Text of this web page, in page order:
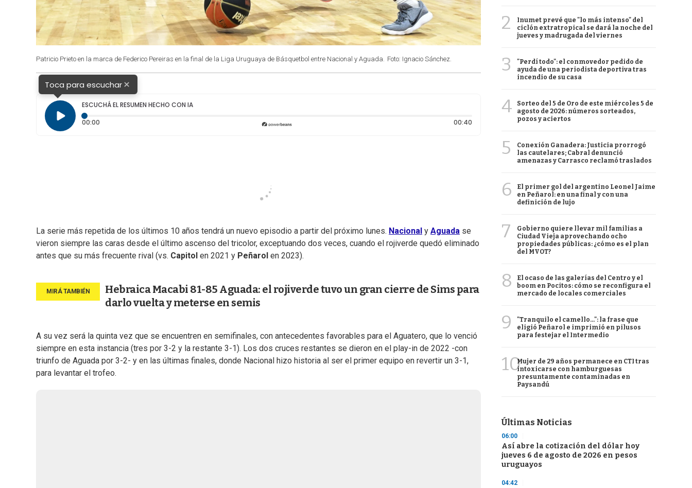
Patricio Prieto en la marca de Federico Pereiras en la final de la Liga Uruguaya de Básquetbol entre Nacional y Aguada. Foto: Ignacio Sánchez.
Toca para escuchar×
ESCUCHÁ EL RESUMEN HECHO CON IA
00:00
00:40Duración: 40 segundos
La serie más repetida de los últimos 10 años tendrá un nuevo episodio a partir del próximo lunes. Nacional y Aguada se
vieron siempre las caras desde el último ascenso del tricolor, exceptuando dos veces, cuando el rojiverde quedó eliminado
antes que su más frecuente rival (vs. Capitol en 2021 y Peñarol en 2023).
Hebraica Macabi 81-85 Aguada: el rojiverde tuvo un gran cierre de Sims para
darlo vuelta y meterse en semis
A su vez será la quinta vez que se encuentren en semifinales, con antecedentes favorables para el Aguatero, que lo venció
siempre en esta instancia (tres por 3-2 y la restante 3-1). Los dos cruces restantes se dieron en el play-in de 2022 -con
triunfo de Aguada por 3-2- y en las últimas finales, donde Nacional hizo historia al ser el primer equipo en revertir un 3-1,
para levantar el trofeo.
2
Inumet prevé que "lo más intenso" del
ciclón extratropical se dará la noche del
jueves y madrugada del viernes
3
"Perdí todo": el conmovedor pedido de
ayuda de una periodista deportiva tras
incendio de su casa
4
Sorteo del 5 de Oro de este miércoles 5 de
agosto de 2026: números sorteados,
pozos y aciertos
5
Conexión Ganadera: Justicia prorrogó
las cautelares; Cabral denunció
amenazas y Carrasco reclamó traslados
6
El primer gol del argentino Leonel Jaime
en Peñarol: en una final y con una
definición de lujo
7
Gobierno quiere llevar mil familias a
Ciudad Vieja aprovechando ocho
propiedades públicas: ¿cómo es el plan
del MVOT?
8
El ocaso de las galerías del Centro y el
boom en Pocitos: cómo se reconfigura el
mercado de locales comerciales
9
"Tranquilo el camello...": la frase que
eligió Peñarol e imprimió en pilusos
para festejar el Intermedio
10Mujer de 29 años permanece en CTI tras
intoxicarse con hamburguesas
presuntamente contaminadas en
Paysandú
Últimas Noticias
06:00
Así abre la cotización del dólar hoy
jueves 6 de agosto de 2026 en pesos
uruguayos
04:42